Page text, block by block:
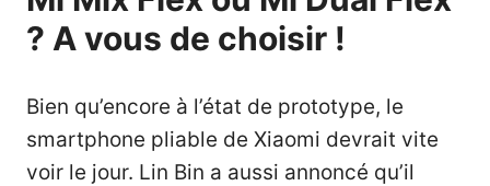
? A vous de choisir !
Bien qu’encore à l’état de prototype, le
smartphone pliable de Xiaomi devrait vite
voir le jour. Lin Bin a aussi annoncé qu’il